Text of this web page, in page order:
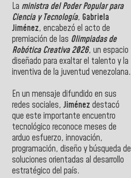
La ministra del Poder Popular para
Ciencia y Tecnología, Gabriela
Jiménez, encabezó el acto de
premiación de las Olimpiadas de
Robótica Creativa 2026, un espacio
diseñado para exaltar el talento y la
inventiva de la juventud venezolana.
En un mensaje difundido en sus
redes sociales, Jiménez destacó
que este importante encuentro
tecnológico reconoce meses de
arduo esfuerzo, innovación,
programación, diseño y búsqueda de
soluciones orientadas al desarrollo
estratégico del país.